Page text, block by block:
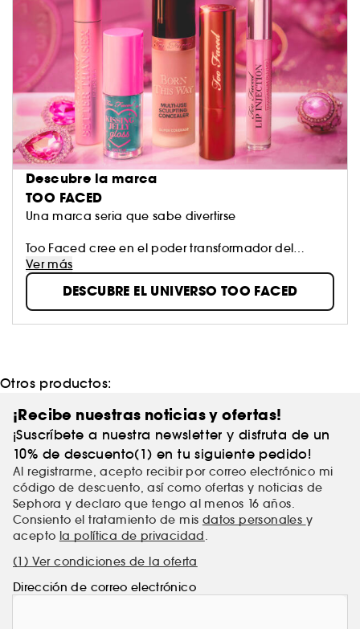
Descubre la marca
TOO FACED
Una marca seria que sabe divertirse
Too Faced cree en el poder transformador del
maquillaje. Animamos a las mujeres a expresarse
con confianza, creatividad y a soñar sin ningún tipo
de límites. Empleamos los ingredientes más
innovadores para desarrollar cosméticos
revolucionarios y sin crueldad que te invitan a
Ver más
DESCUBRE EL UNIVERSO TOO FACED
Otros productos:
¡Recibe nuestras noticias y ofertas!
¡Suscríbete a nuestra newsletter y disfruta de un
10% de descuento(1) en tu siguiente pedido!
Al registrarme, acepto recibir por correo electrónico mi
código de descuento, así como ofertas y noticias de
Sephora y declaro que tengo al menos 16 años.
Consiento el tratamiento de mis datos personales y
acepto la política de privacidad.
(1) Ver condiciones de la oferta
Dirección de correo electrónico